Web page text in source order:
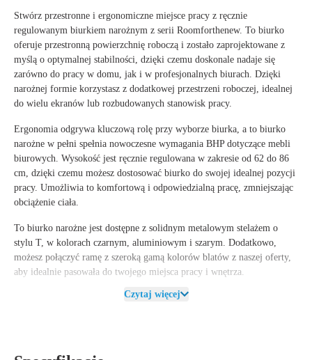
Stwórz przestronne i ergonomiczne miejsce pracy z ręcznie
regulowanym biurkiem narożnym z serii Roomforthenew. To biurko
oferuje przestronną powierzchnię roboczą i zostało zaprojektowane z
myślą o optymalnej stabilności, dzięki czemu doskonale nadaje się
zarówno do pracy w domu, jak i w profesjonalnych biurach. Dzięki
narożnej formie korzystasz z dodatkowej przestrzeni roboczej, idealnej
do wielu ekranów lub rozbudowanych stanowisk pracy.
Ergonomia odgrywa kluczową rolę przy wyborze biurka, a to biurko
narożne w pełni spełnia nowoczesne wymagania BHP dotyczące mebli
biurowych. Wysokość jest ręcznie regulowana w zakresie od 62 do 86
cm, dzięki czemu możesz dostosować biurko do swojej idealnej pozycji
pracy. Umożliwia to komfortową i odpowiedzialną pracę, zmniejszając
obciążenie ciała.
To biurko narożne jest dostępne z solidnym metalowym stelażem o
stylu T, w kolorach czarnym, aluminiowym i szarym. Dodatkowo,
możesz połączyć ramę z szeroką gamą kolorów blatów z naszej oferty,
aby idealnie pasowała do twojego miejsca pracy i wnętrza.
Właściwości biurka Roomforthenew
Czytaj więcej